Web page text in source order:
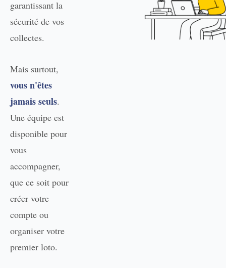
garantissant la
sécurité de vos
collectes.
Mais surtout,
vous n'êtes
jamais seuls.
Une équipe est
disponible pour
vous
accompagner,
que ce soit pour
créer votre
compte ou
organiser votre
premier loto.